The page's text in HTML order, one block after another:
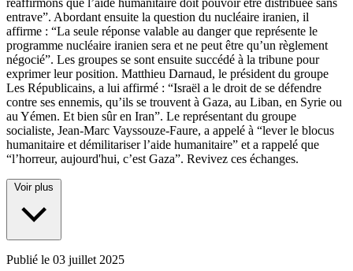
réaffirmons que l’aide humanitaire doit pouvoir être distribuée sans
entrave”. Abordant ensuite la question du nucléaire iranien, il
affirme : “La seule réponse valable au danger que représente le
programme nucléaire iranien sera et ne peut être qu’un règlement
négocié”. Les groupes se sont ensuite succédé à la tribune pour
exprimer leur position. Matthieu Darnaud, le président du groupe
Les Républicains, a lui affirmé : “Israël a le droit de se défendre
contre ses ennemis, qu’ils se trouvent à Gaza, au Liban, en Syrie ou
au Yémen. Et bien sûr en Iran”. Le représentant du groupe
socialiste, Jean-Marc Vayssouze-Faure, a appelé à “lever le blocus
humanitaire et démilitariser l’aide humanitaire” et a rappelé que
“l’horreur, aujourd'hui, c’est Gaza”. Revivez ces échanges.
Voir plus
Publié le 03 juillet 2025